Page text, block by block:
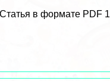
Статья в формате PDF